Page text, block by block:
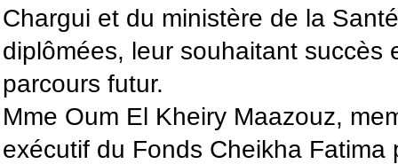
Chargui et du ministère de la
diplômées, leur souhaitant succès
parcours futur.
Mme Oum El Kheiry Maazouz,
exécutif du Fonds Cheikha Fatima